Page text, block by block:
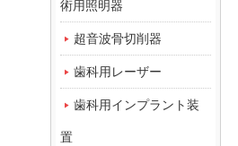
術用照明器
超音波骨切削器
歯科用レーザー
歯科用インプラント装
置